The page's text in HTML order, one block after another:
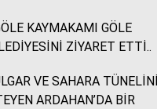
Kaçırılmaması
Sevinç Akçetin
KAYMAKAMI GÖLE
ZİYARET ETTİ..
VE SAHARA TÜNELİNİ
ARDAHAN’DA BİR